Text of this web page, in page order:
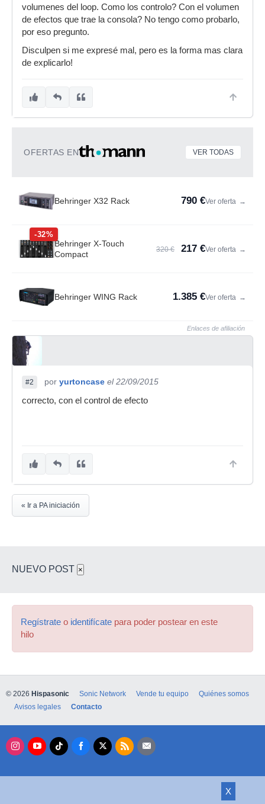
volumenes del loop. Como los controlo? Con el volumen
de efectos que trae la consola? No tengo como probarlo,
por eso pregunto.
Disculpen si me expresé mal, pero es la forma mas clara
de explicarlo!
OFERTAS EN VER TODAS
Behringer X32 Rack 790 €Ver oferta →
-32%
Behringer X-Touch
Compact
320 € 217 €Ver oferta →
Behringer WING Rack 1.385 €Ver oferta →
Enlaces de afiliación
#2 por yurtoncase el 22/09/2015
correcto, con el control de efecto
« Ir a PA iniciación
NUEVO POST ×
Regístrate o identifícate para poder postear en este
hilo
X
© 2026 Hispasonic Sonic Network Vende tu equipo
Quiénes somos
Avisos legales
Contacto